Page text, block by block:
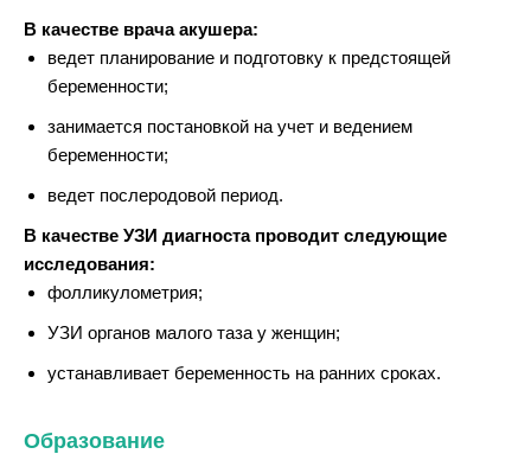
В качестве врача акушера:
ведет планирование и подготовку к предстоящей
беременности;
занимается постановкой на учет и ведением
беременности;
ведет послеродовой период.
В качестве УЗИ диагноста проводит следующие
исследования:
фолликулометрия;
УЗИ органов малого таза у женщин;
устанавливает беременность на ранних сроках.
Образование